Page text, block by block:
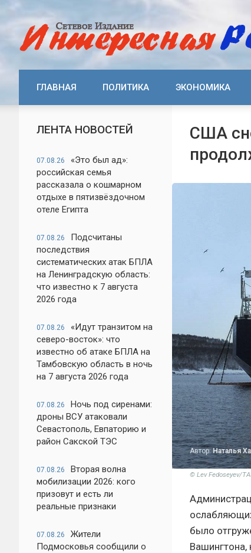
ГЛАВНАЯ ПОЛИТИКА ЭКОНОМИКА
ЛЕНТА НОВОСТЕЙ
07.08.26
«Это был ад»:
российская семья
рассказала о кошмарном
отдыхе в пятизвёздочном
отеле Египта
07.08.26
Подсчитаны
последствия
систематических атак БПЛА
на Ленинградскую область:
что известно к 7 августа
2026 года
07.08.26
«Идут транзитом на
северо-восток»: что
известно об атаке БПЛА на
Тамбовскую область в ночь
на 7 августа 2026 года
07.08.26
Ночь под сиренами:
дроны ВСУ атаковали
Севастополь, Евпаторию и
район Сакской ТЭС
07.08.26
Вторая волна
мобилизации 2026: кого
призовут и есть ли
реальные признаки
07.08.26
Жители
Подмосковья сообщили о
США
Автор:Наталья
© Lev Fedoseyev/
было
Вашингтона,